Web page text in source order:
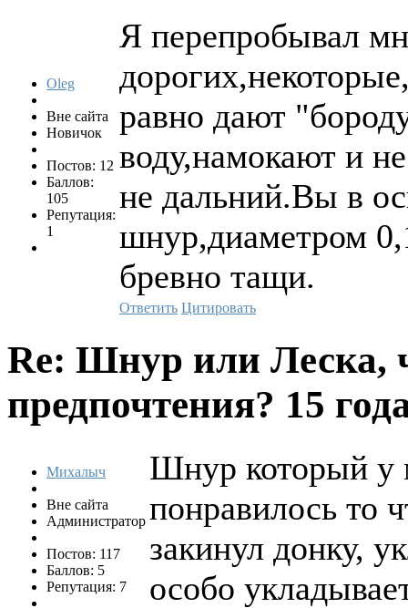
Oleg
Вне сайта
Новичок
Постов: 12
Баллов:
105
Репутация:
1
Я перепробывал
равно дают
воду,намокают и
не дальний.Вы в
шнур,диаметром
бревно тащи.
Ответить Цитировать
Re: Шнур или Леска,
предпочтения? 15
Михалыч
Вне сайта
Администратор
Постов: 117
Баллов: 5
Репутация: 7
Шнур который у
понравилось то
закинул донку,
особо